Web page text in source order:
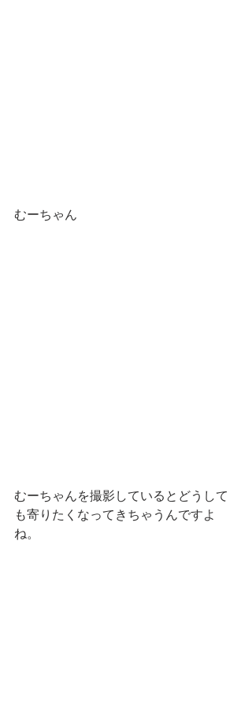
むーちゃん
むーちゃんを撮影しているとどうして
も寄りたくなってきちゃうんですよ
ね。